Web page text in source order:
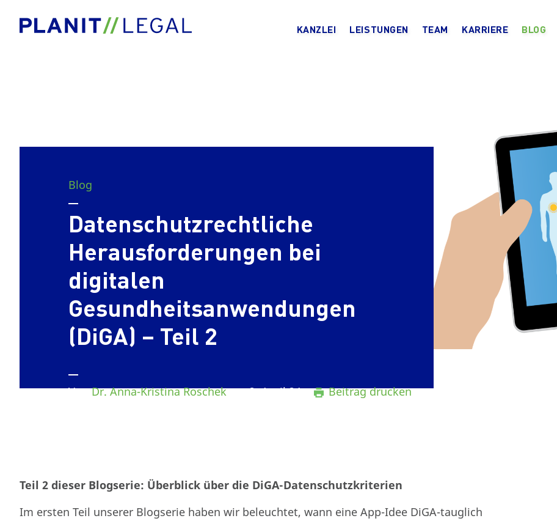
KANZLEI LEISTUNGEN TEAM KARRIERE BLOG
Blog
Datenschutzrechtliche
Herausforderungen bei
digitalen
Gesundheitsanwendungen
(DiGA) – Teil 2
VonDr. Anna-Kristina Roschekam 2. April 24 Beitrag drucken
Teil 2 dieser Blogserie: Überblick über die DiGA-Datenschutzkriterien
Im ersten Teil unserer Blogserie haben wir beleuchtet, wann eine App-Idee DiGA-tauglich